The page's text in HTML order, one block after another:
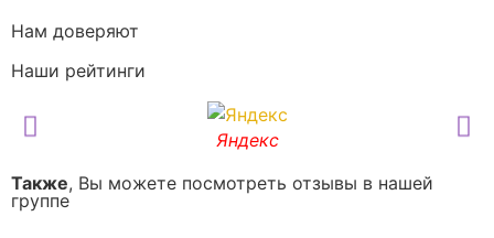
Нам доверяют
Наши рейтинги
Яндекс
Также, Вы можете посмотреть отзывы в нашей
группе